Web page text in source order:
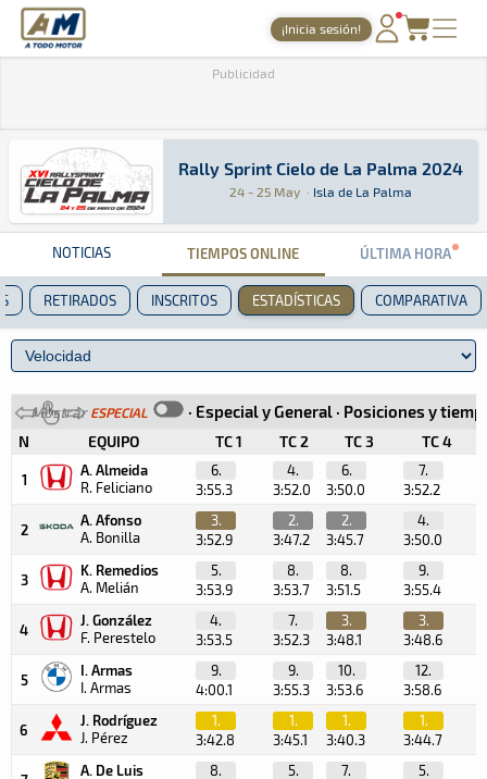
A Todo Motor · Revista del motor desde 1999
¡Inicia sesión!
NOTICIAS
AGENDA
GALERÍAS
TIENDA
ARCHIVO
Publicidad
Rally Sprint Cielo de La Palma 2024
Rally Sprint Cielo de La Palma 2024
24 - 25 May · Isla de La Palma
Rally Sprint · Rally Sprint Cielo de La
Isla de La PalmaIsla de La Palma
NOTICIAS TIEMPOS ONLINE ÚLTIMA HORA
RETIRADOS INSCRITOS ESTADÍSTICAS COMPARATIVA
Mostrar ESPECIAL · Especial y General · Posiciones y
N EQUIPO TC 1 TC 2 TC 3 TC 4
1
A. Almeida
R. Feliciano
6.
3:55.3
4.
3:52.0
6.
3:50.0
7.
3:52.2
2
A. Afonso
A. Bonilla
3.
3:52.9
2.
3:47.2
2.
3:45.7
4.
3:50.0
3
K. Remedios
A. Melián
5.
3:53.9
8.
3:53.7
8.
3:51.5
9.
3:55.4
4
J. González
F. Perestelo
4.
3:53.5
7.
3:52.3
3.
3:48.1
3.
3:48.6
5
I. Armas
I. Armas
9.
4:00.1
9.
3:55.3
10.
3:53.6
12.
3:58.6
6
J. Rodríguez
J. Pérez
1.
3:42.8
1.
3:45.1
1.
3:40.3
1.
3:44.7
A. De Luis
8.
5.
7.
5.